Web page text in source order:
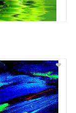
❤